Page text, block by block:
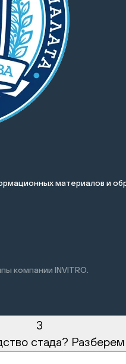
материалов и
компании INVITRO.
3
стада?